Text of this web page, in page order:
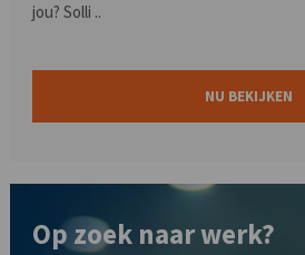
jou? Solli ..
NU BEKIJKEN
Op zoek naar werk?